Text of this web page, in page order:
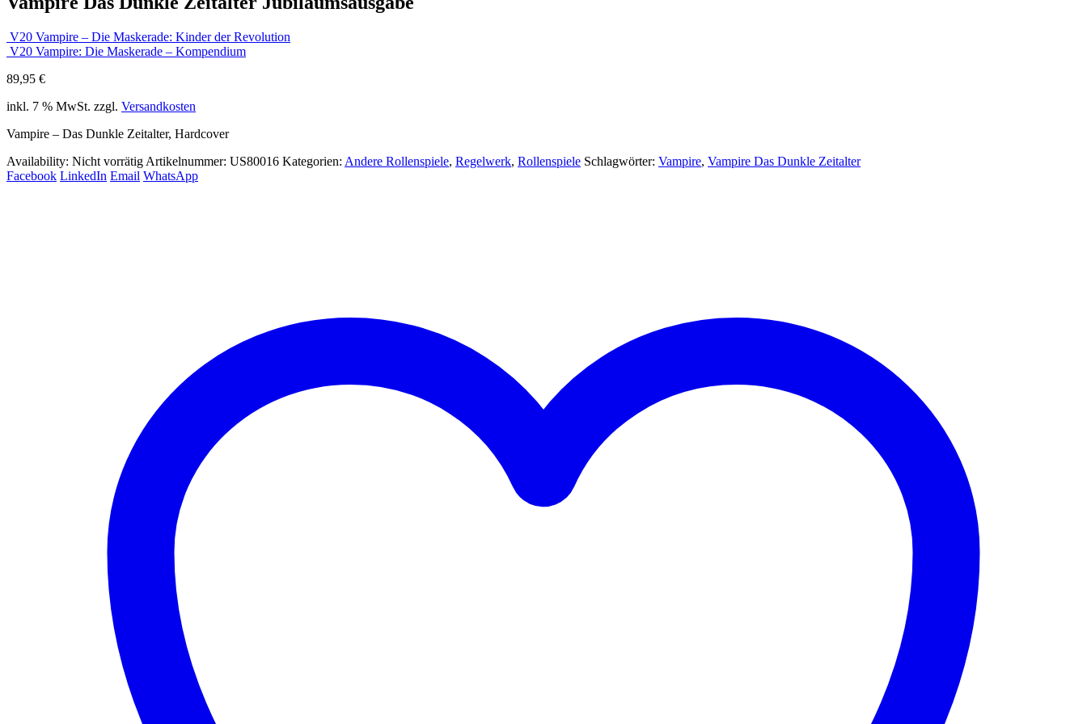
V20 Vampire – Die Maskerade: Kinder der Revolution
V20 Vampire: Die Maskerade – Kompendium
89,95 €
inkl. 7 % MwSt. zzgl. Versandkosten
Vampire – Das Dunkle Zeitalter, Hardcover
Availability: Nicht vorrätig Artikelnummer: US80016 Kategorien: Andere Rollenspiele, Regelwerk, Rollenspiele Schlagwörter: Vampire, Vampire Das Dunkle Zeitalter
Facebook LinkedIn Email WhatsApp